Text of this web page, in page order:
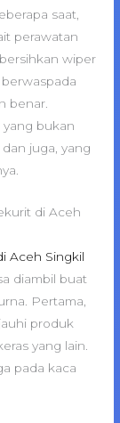
saat,
perawatan
wiper
benar.
yang bukan
juga, yang
di Aceh
Aceh Singkil
diambil buat
Pertama,
produk
yang lain.
pada kaca